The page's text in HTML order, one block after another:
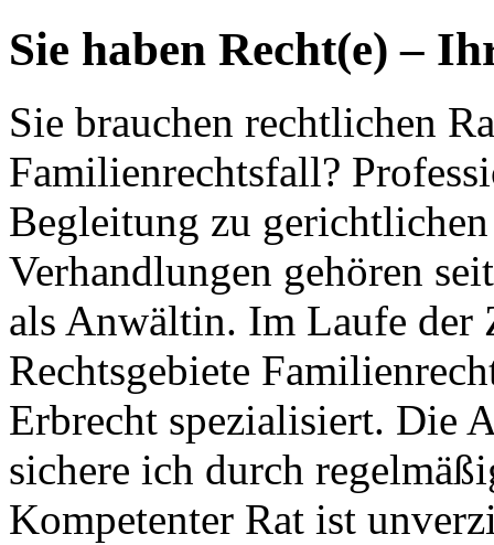
Sie haben Recht(e) –
Sie brauchen rechtlichen
Familienrechtsfall?
Begleitung zu
Verhandlungen gehören
als Anwältin. Im Laufe der
Rechtsgebiete
Erbrecht spezialisiert. Die
sichere ich durch
Kompetenter Rat ist